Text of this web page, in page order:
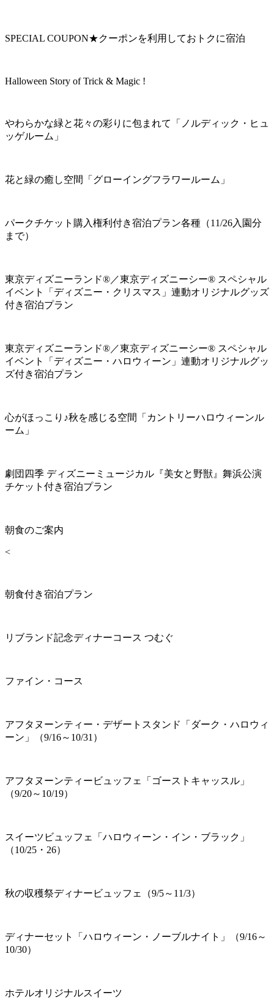
SPECIAL COUPON★クーポンを利用しておトクに宿泊
Halloween Story of Trick & Magic !
やわらかな緑と花々の彩りに包まれて「ノルディック・ヒュ
ッゲルーム」
花と緑の癒し空間「グローイングフラワールーム」
パークチケット購入権利付き宿泊プラン各種（11/26入園分
まで）
東京ディズニーランド®／東京ディズニーシー® スペシャル
イベント「ディズニー・クリスマス」連動オリジナルグッズ
付き宿泊プラン
東京ディズニーランド®／東京ディズニーシー® スペシャル
イベント「ディズニー・ハロウィーン」連動オリジナルグッ
ズ付き宿泊プラン
心がほっこり♪秋を感じる空間「カントリーハロウィーンル
ーム」
劇団四季 ディズニーミュージカル『美女と野獣』舞浜公演
チケット付き宿泊プラン
朝食のご案内
<
朝食付き宿泊プラン
リブランド記念ディナーコース つむぐ
ファイン・コース
アフタヌーンティー・デザートスタンド「ダーク・ハロウィ
ーン」（9/16～10/31）
アフタヌーンティービュッフェ「ゴーストキャッスル」
（9/20～10/19）
スイーツビュッフェ「ハロウィーン・イン・ブラック」
（10/25・26）
秋の収穫祭ディナービュッフェ（9/5～11/3）
ディナーセット「ハロウィーン・ノーブルナイト」（9/16～
10/30）
ホテルオリジナルスイーツ